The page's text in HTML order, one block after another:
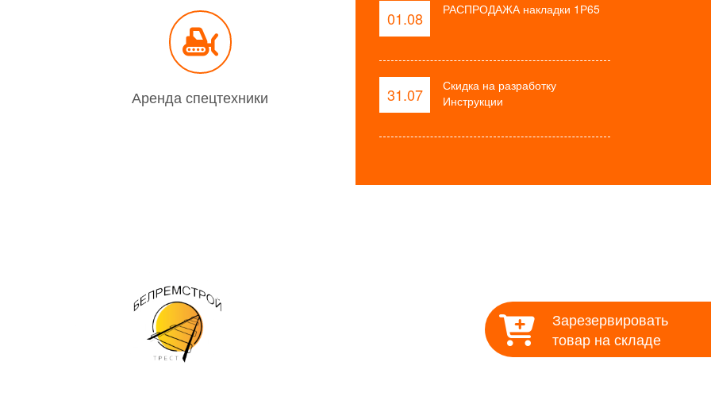
Аренда спецтехники
01.08 РАСПРОДАЖА накладки 1Р65
31.07
Скидка на разработку
Инструкции
Зарезервировать
товар на складе